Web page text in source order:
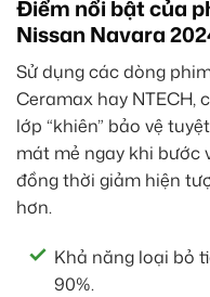
Điểm nổi bật của
Nissan Navara
Sử dụng các dòng
Ceramax hay NTECH,
lớp “khiên” bảo vệ
mát mẻ ngay khi bước
đồng thời giảm hiện
hơn.
Khả năng loại bỏ
90%.